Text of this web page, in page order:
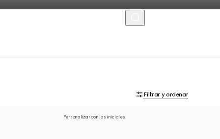
Filtrar y ordenar
Personalizar con las iniciales